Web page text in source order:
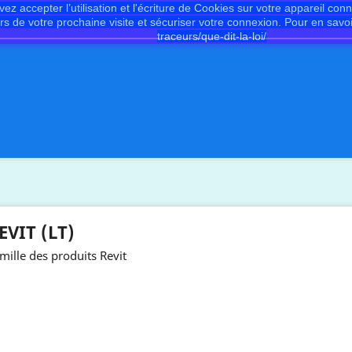
(LT)
des produits Revit
accepter l’utilisation et l'écriture de Cookies sur votre appareil
de votre prochaine visite et sécuriser votre connexion. Pour en
traceurs/que-dit-la-loi/